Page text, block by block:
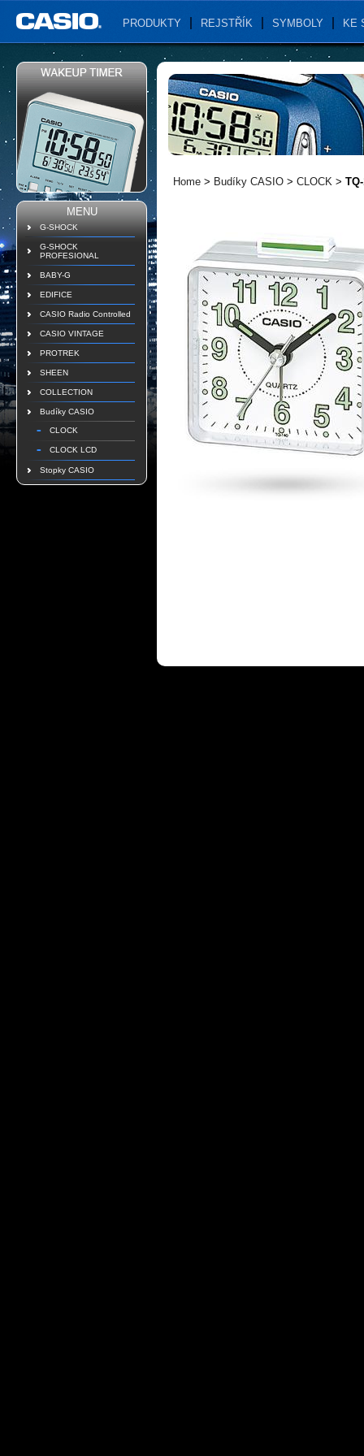
PRODUKTY REJSTŘÍK SYMBOLY KE
MENU
G-SHOCK
G-SHOCK
PROFESIONAL
BABY-G
EDIFICE
CASIO Radio Controlled
CASIO VINTAGE
PROTREK
SHEEN
COLLECTION
Budíky CASIO
CLOCK
CLOCK LCD
Stopky CASIO
Home > Budíky CASIO > CLOCK >